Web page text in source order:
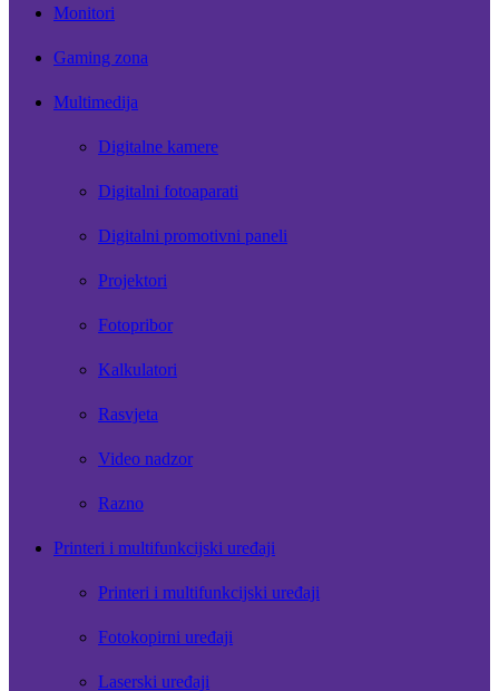
Monitori
Gaming zona
Multimedija
Digitalne kamere
Digitalni fotoaparati
Digitalni promotivni paneli
Projektori
Fotopribor
Kalkulatori
Rasvjeta
Video nadzor
Razno
Printeri i multifunkcijski uređaji
Printeri i multifunkcijski uređaji
Fotokopirni uređaji
Laserski uređaji